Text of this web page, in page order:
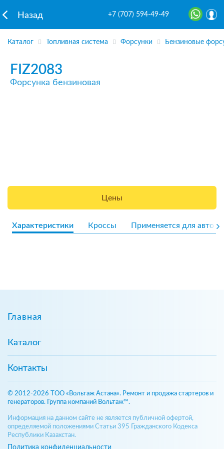
Назад +7 (707) 594-49-49
Каталог Топливная система Форсунки Бензиновые
FIZ2083
Форсунка бензиновая
Цены
Характеристики Кроссы Применяется для авто
Главная
Каталог
Контакты
© 2012-2026 ТОО «Вольтаж Астана». Ремонт и продажа стартеров и
генераторов. Группа компаний Вольтаж™.
Информация на данном сайте не является публичной офертой,
определяемой положениями Статьи 395 Гражданского Кодекса
Республики Казахстан.
Политика конфиденциальности